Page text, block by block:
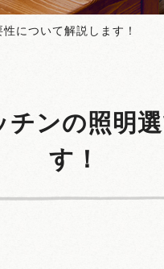
について解説します！
ンの照明
す！